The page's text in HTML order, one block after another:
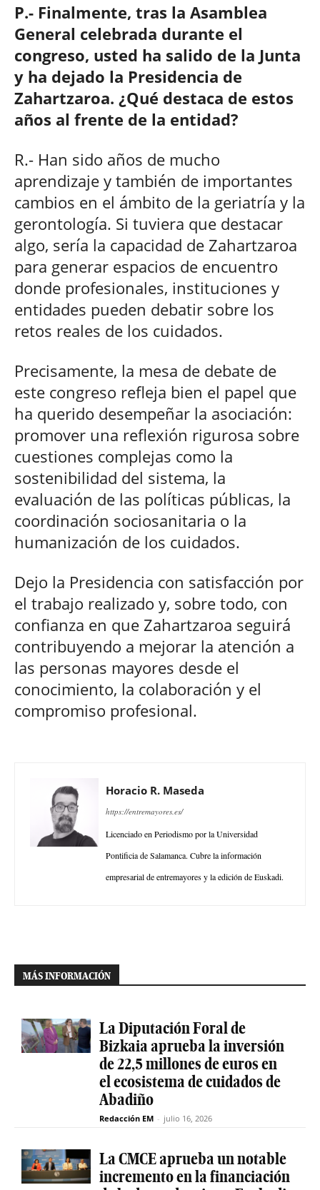
P.- Finalmente, tras la Asamblea
General celebrada durante el
congreso, usted ha salido de la Junta
y ha dejado la Presidencia de
Zahartzaroa. ¿Qué destaca de estos
años al frente de la entidad?
R.- Han sido años de mucho
aprendizaje y también de importantes
cambios en el ámbito de la geriatría y la
gerontología. Si tuviera que destacar
algo, sería la capacidad de Zahartzaroa
para generar espacios de encuentro
donde profesionales, instituciones y
entidades pueden debatir sobre los
retos reales de los cuidados.
Precisamente, la mesa de debate de
este congreso refleja bien el papel que
ha querido desempeñar la asociación:
promover una reflexión rigurosa sobre
cuestiones complejas como la
sostenibilidad del sistema, la
evaluación de las políticas públicas, la
coordinación sociosanitaria o la
humanización de los cuidados.
Dejo la Presidencia con satisfacción por
el trabajo realizado y, sobre todo, con
confianza en que Zahartzaroa seguirá
contribuyendo a mejorar la atención a
las personas mayores desde el
conocimiento, la colaboración y el
compromiso profesional.
Horacio R. Maseda
https://entremayores.es/
Licenciado en Periodismo por la Universidad
Pontificia de Salamanca. Cubre la información
empresarial de entremayores y la edición de Euskadi.
MÁS INFORMACIÓN
La Diputación Foral de
Bizkaia aprueba la inversión
de 22,5 millones de euros en
el ecosistema de cuidados de
Abadiño
Redacción EM - julio 16, 2026
La CMCE aprueba un notable
incremento en la financiación